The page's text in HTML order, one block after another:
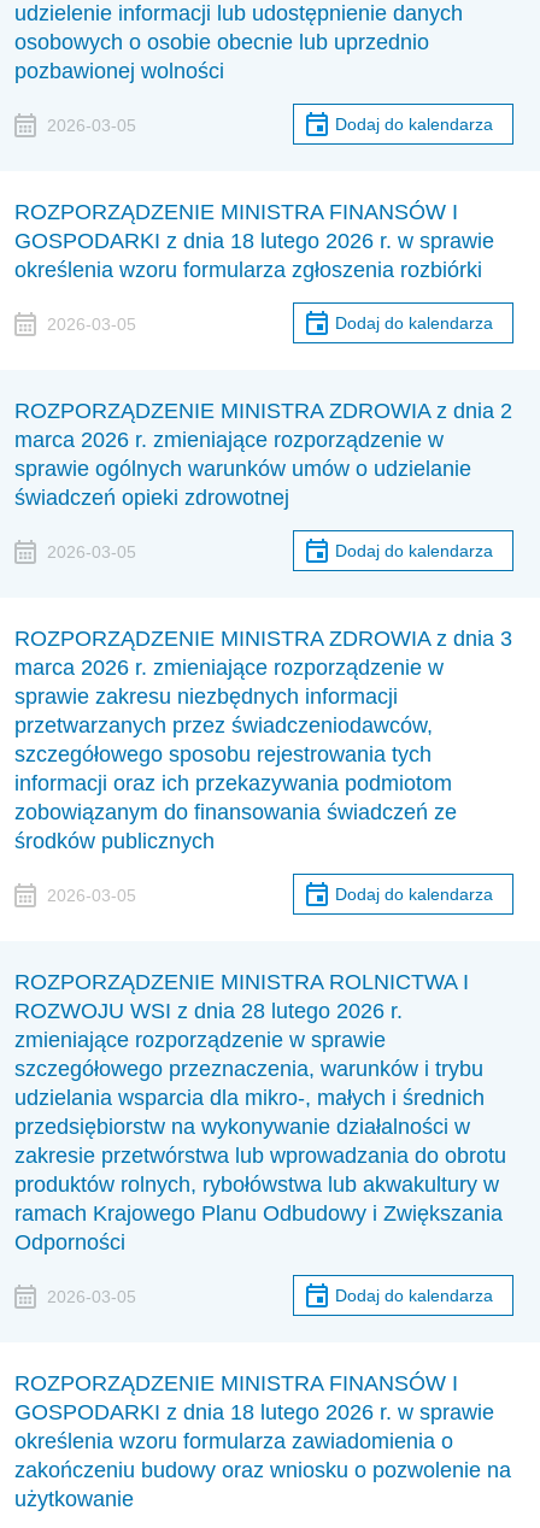
udzielenie informacji lub udostępnienie danych
osobowych o osobie obecnie lub uprzednio
pozbawionej wolności
2026-03-05 Dodaj do kalendarza
ROZPORZĄDZENIE MINISTRA FINANSÓW I
GOSPODARKI z dnia 18 lutego 2026 r. w sprawie
określenia wzoru formularza zgłoszenia rozbiórki
2026-03-05 Dodaj do kalendarza
ROZPORZĄDZENIE MINISTRA ZDROWIA z dnia 2
marca 2026 r. zmieniające rozporządzenie w
sprawie ogólnych warunków umów o udzielanie
świadczeń opieki zdrowotnej
2026-03-05 Dodaj do kalendarza
ROZPORZĄDZENIE MINISTRA ZDROWIA z dnia 3
marca 2026 r. zmieniające rozporządzenie w
sprawie zakresu niezbędnych informacji
przetwarzanych przez świadczeniodawców,
szczegółowego sposobu rejestrowania tych
informacji oraz ich przekazywania podmiotom
zobowiązanym do finansowania świadczeń ze
środków publicznych
2026-03-05 Dodaj do kalendarza
ROZPORZĄDZENIE MINISTRA ROLNICTWA I
ROZWOJU WSI z dnia 28 lutego 2026 r.
zmieniające rozporządzenie w sprawie
szczegółowego przeznaczenia, warunków i trybu
udzielania wsparcia dla mikro-, małych i średnich
przedsiębiorstw na wykonywanie działalności w
zakresie przetwórstwa lub wprowadzania do obrotu
produktów rolnych, rybołówstwa lub akwakultury w
ramach Krajowego Planu Odbudowy i Zwiększania
Odporności
2026-03-05 Dodaj do kalendarza
ROZPORZĄDZENIE MINISTRA FINANSÓW I
GOSPODARKI z dnia 18 lutego 2026 r. w sprawie
określenia wzoru formularza zawiadomienia o
zakończeniu budowy oraz wniosku o pozwolenie na
użytkowanie